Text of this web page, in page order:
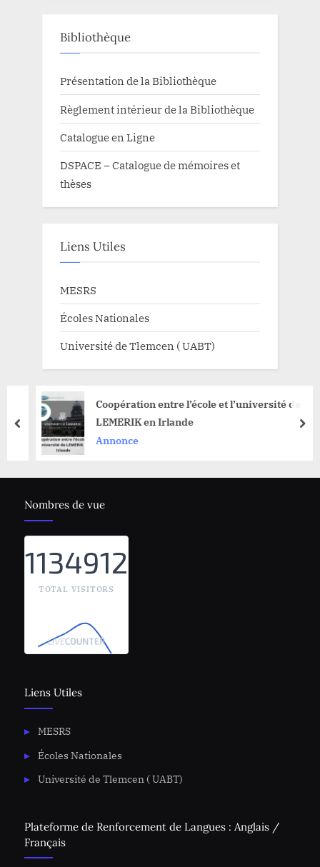
Bibliothèque
Présentation de la Bibliothèque
Règlement intérieur de la Bibliothèque
Catalogue en Ligne
DSPACE – Catalogue de mémoires et
thèses
Liens Utiles
MESRS
Écoles Nationales
Université de Tlemcen ( UABT)
Coopération entre l’école et l’université de
LEMERIK en Irlande
Annonce
prev
Nombres de vue
1134912
TOTAL VISITORS
Liens Utiles
MESRS
Écoles Nationales
Université de Tlemcen ( UABT)
Plateforme de Renforcement de Langues : Anglais /
Français